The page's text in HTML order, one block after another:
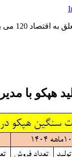
آن پیگرد قانونی دارد.